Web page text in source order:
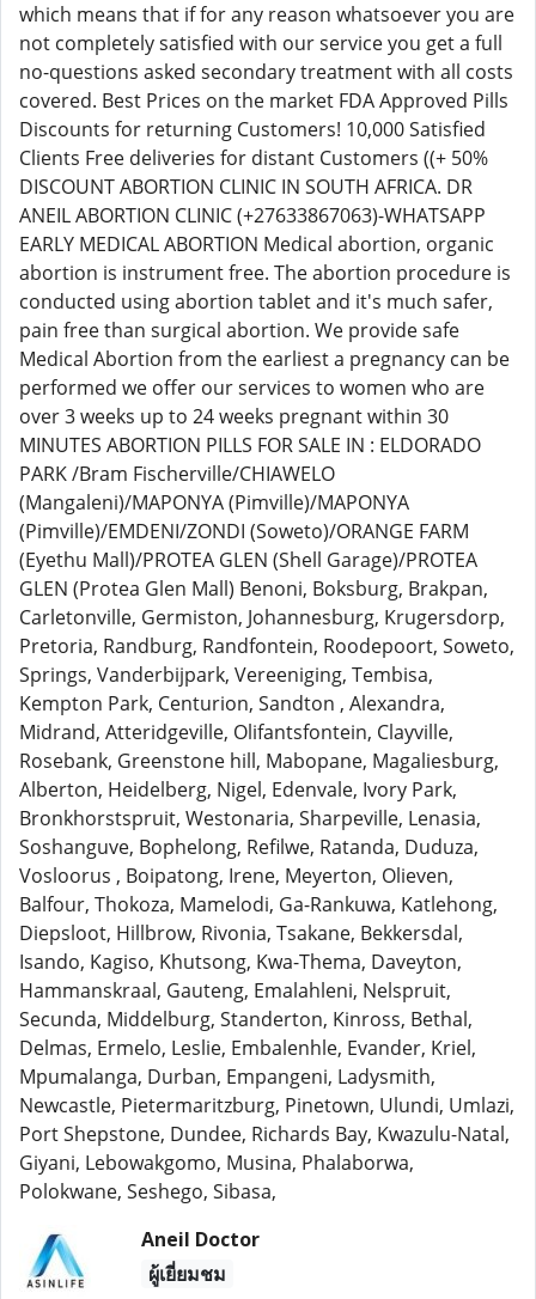
which means that if for any reason whatsoever you are
not completely satisfied with our service you get a full
no-questions asked secondary treatment with all costs
covered. Best Prices on the market FDA Approved Pills
Discounts for returning Customers! 10,000 Satisfied
Clients Free deliveries for distant Customers ((+ 50%
DISCOUNT ABORTION CLINIC IN SOUTH AFRICA. DR
ANEIL ABORTION CLINIC (+27633867063)-WHATSAPP
EARLY MEDICAL ABORTION Medical abortion, organic
abortion is instrument free. The abortion procedure is
conducted using abortion tablet and it's much safer,
pain free than surgical abortion. We provide safe
Medical Abortion from the earliest a pregnancy can be
performed we offer our services to women who are
over 3 weeks up to 24 weeks pregnant within 30
MINUTES ABORTION PILLS FOR SALE IN : ELDORADO
PARK /Bram Fischerville/CHIAWELO
(Mangaleni)/MAPONYA (Pimville)/MAPONYA
(Pimville)/EMDENI/ZONDI (Soweto)/ORANGE FARM
(Eyethu Mall)/PROTEA GLEN (Shell Garage)/PROTEA
GLEN (Protea Glen Mall) Benoni, Boksburg, Brakpan,
Carletonville, Germiston, Johannesburg, Krugersdorp,
Pretoria, Randburg, Randfontein, Roodepoort, Soweto,
Springs, Vanderbijpark, Vereeniging, Tembisa,
Kempton Park, Centurion, Sandton , Alexandra,
Midrand, Atteridgeville, Olifantsfontein, Clayville,
Rosebank, Greenstone hill, Mabopane, Magaliesburg,
Alberton, Heidelberg, Nigel, Edenvale, Ivory Park,
Bronkhorstspruit, Westonaria, Sharpeville, Lenasia,
Soshanguve, Bophelong, Refilwe, Ratanda, Duduza,
Vosloorus , Boipatong, Irene, Meyerton, Olieven,
Balfour, Thokoza, Mamelodi, Ga-Rankuwa, Katlehong,
Diepsloot, Hillbrow, Rivonia, Tsakane, Bekkersdal,
Isando, Kagiso, Khutsong, Kwa-Thema, Daveyton,
Hammanskraal, Gauteng, Emalahleni, Nelspruit,
Secunda, Middelburg, Standerton, Kinross, Bethal,
Delmas, Ermelo, Leslie, Embalenhle, Evander, Kriel,
Mpumalanga, Durban, Empangeni, Ladysmith,
Newcastle, Pietermaritzburg, Pinetown, Ulundi, Umlazi,
Port Shepstone, Dundee, Richards Bay, Kwazulu-Natal,
Giyani, Lebowakgomo, Musina, Phalaborwa,
Polokwane, Seshego, Sibasa,
Aneil Doctor
ผู้เยี่ยมชม